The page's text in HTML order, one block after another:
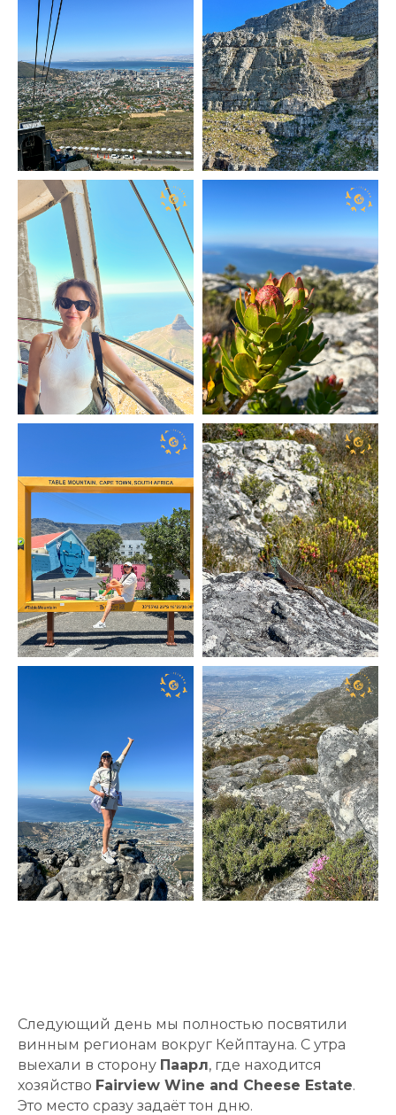
Следующий день мы полностью посвятили
винным регионам вокруг Кейптауна. С утра
выехали в сторону Паарл, где находится
хозяйство Fairview Wine and Cheese Estate.
Это место сразу задаёт тон дню.